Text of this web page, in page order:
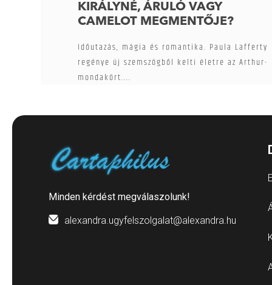
KIRÁLYNÉ, ÁRULÓ VAGY
CAMELOT MEGMENTŐJE?
Időutazás, mágia és romantika. Paula Lafferty
regénye új szemszögből kelti életre az Arthur-
mondakört....
Minden kérdést megválaszolunk!
alexandra.ugyfelszolgalat@alexandra.hu